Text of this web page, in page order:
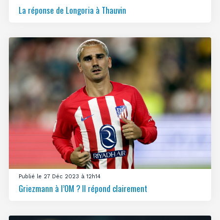
La réponse de Longoria à Thauvin
Publié le 27 Déc 2023 à 12h14
Griezmann à l’OM ? Il répond clairement